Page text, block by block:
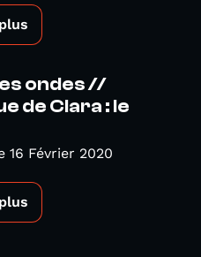
ondes //
de Clara : le
16 Février 2020